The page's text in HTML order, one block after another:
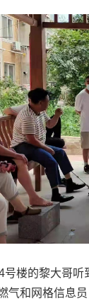
号楼的黎大哥
气和网格信息